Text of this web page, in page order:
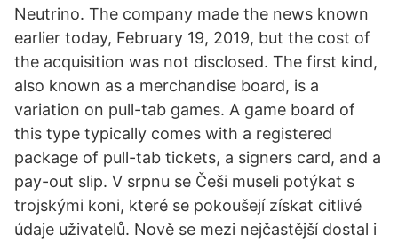
Neutrino. The company made the news known
earlier today, February 19, 2019, but the cost of
the acquisition was not disclosed. The first kind,
also known as a merchandise board, is a
variation on pull-tab games. A game board of
this type typically comes with a registered
package of pull-tab tickets, a signers card, and a
pay-out slip. V srpnu se Češi museli potýkat s
trojskými koni, které se pokoušejí získat citlivé
údaje uživatelů. Nově se mezi nejčastější dostal i